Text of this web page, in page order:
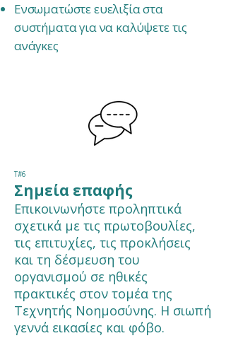
Ενσωματώστε ευελιξία στα
συστήματα για να καλύψετε τις
ανάγκες
Τ#6
Σημεία επαφής
Επικοινωνήστε προληπτικά
σχετικά με τις πρωτοβουλίες,
τις επιτυχίες, τις προκλήσεις
και τη δέσμευση του
οργανισμού σε ηθικές
πρακτικές στον τομέα της
Τεχνητής Νοημοσύνης. Η σιωπή
γεννά εικασίες και φόβο.